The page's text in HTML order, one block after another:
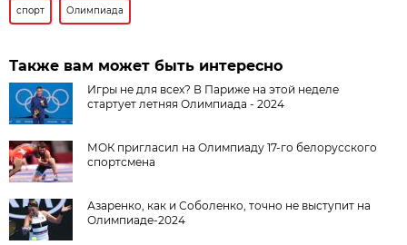
спорт Олимпиада
Также вам может быть интересно
Игры не для всех? В Париже на этой неделе
стартует летняя Олимпиада - 2024
МОК пригласил на Олимпиаду 17-го белорусского
спортсмена
Азаренко, как и Соболенко, точно не выступит на
Олимпиаде-2024